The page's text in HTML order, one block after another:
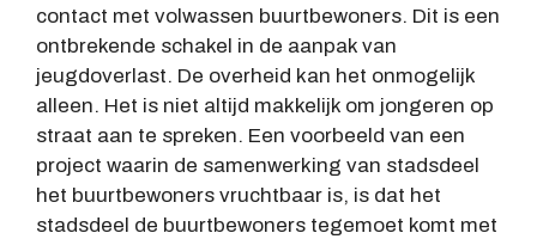
contact met volwassen buurtbewoners. Dit is een
ontbrekende schakel in de aanpak van
jeugdoverlast. De overheid kan het onmogelijk
alleen. Het is niet altijd makkelijk om jongeren op
straat aan te spreken. Een voorbeeld van een
project waarin de samenwerking van stadsdeel
het buurtbewoners vruchtbaar is, is dat het
stadsdeel de buurtbewoners tegemoet komt met